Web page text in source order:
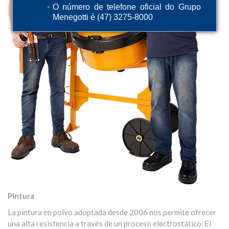
O número de telefone oficial do Grupo
Menegotti é (47) 3275-8000
Pintura
La pintura en polvo adoptada desde 2006 nos permite ofrecer
una alta resistencia a través de un proceso electrostático. El